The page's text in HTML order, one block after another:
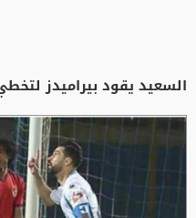
السعيد يقود بيراميدز